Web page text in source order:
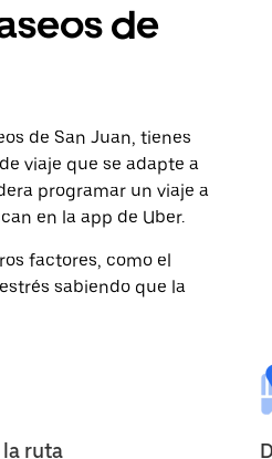
de
de San Juan, tienes
viaje que se adapte a
programar un viaje a
en la app de Uber.
factores, como el
sabiendo que la
ruta